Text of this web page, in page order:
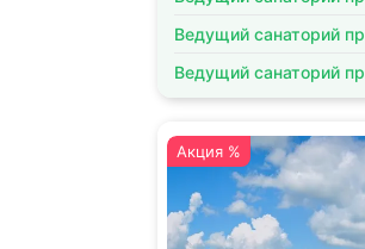
Ведущий санаторий
Ведущий санаторий
Акция %